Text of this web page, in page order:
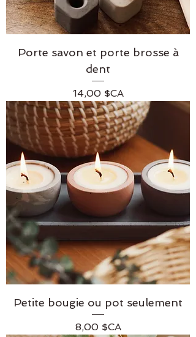
Porte savon et porte brosse à
dent
Prix
14,00 $CA
Petite bougie ou pot seulement
Prix
8,00 $CA